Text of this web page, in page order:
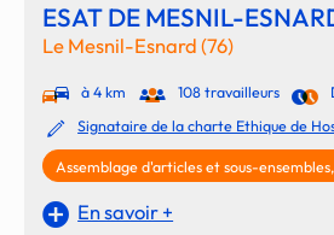
ESAT DE MESNIL-
Le Mesnil-Esnard (76)
à 4 km 108 travailleurs
Signataire de la charte Ethique de
Assemblage d'articles et sous-
En savoir +